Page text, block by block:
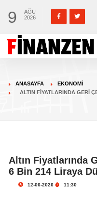
9
AĞU
2026
ANASAYFA
EKONOMI
ALTIN FIYATLARINDA GERI
Altın Fiyatlarında
6 Bin 214 Liraya
12-06-2026 11:30